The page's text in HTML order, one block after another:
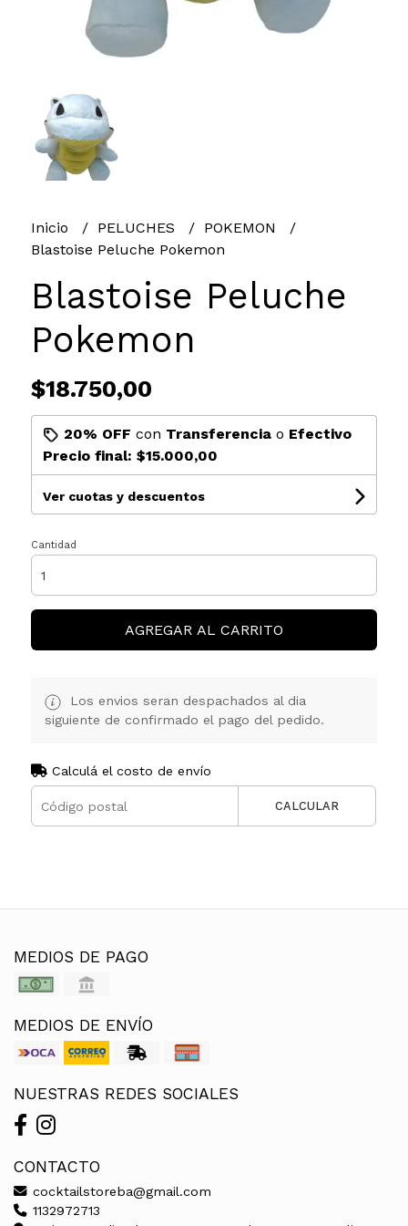
Inicio PELUCHES
POKEMON
Blastoise Peluche Pokemon
Blastoise Peluche
Pokemon
$18.750,00
20% OFF con Transferenciao Efectivo
Precio final: $15.000,00
Ver cuotas y descuentos
Cantidad
AGREGAR AL CARRITO
Los envios seran despachados al dia
siguiente de confirmado el pago del pedido.
Calculá el costo de envío
CALCULAR
MEDIOS DE PAGO
MEDIOS DE ENVÍO
NUESTRAS REDES SOCIALES
CONTACTO
cocktailstoreba@gmail.com
1132972713